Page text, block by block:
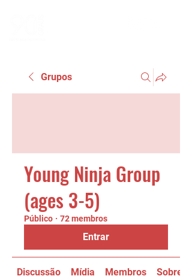
Grupos
Young Ninja Group
(ages 3-5)
Público · 72 membros
Entrar
Discussão Mídia Membros Sobre